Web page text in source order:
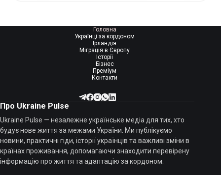
Головна
Українці за кордоном
Ірландія
Міграція в Європу
Історії
Бізнес
Преміум
Контакти
Про Ukraine Pulse
Ukraine Pulse — незалежне українське медіа для тих, хто
будує нове життя за межами України. Ми публікуємо
новини, практичні гіди, історії українців та важливі зміни в
країнах проживання, допомагаючи знаходити перевірену
інформацію про життя та адаптацію за кордоном.